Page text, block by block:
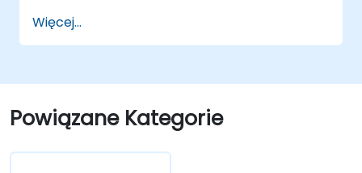
w GIS.
Manipulować i analizować dane
Geopandas, Arcpy i PyQGIS.
Automatyzować procesy i przepływy
pracy geoprzestrzennej przy użyciu
Więcej...
Powiązane Kategorie